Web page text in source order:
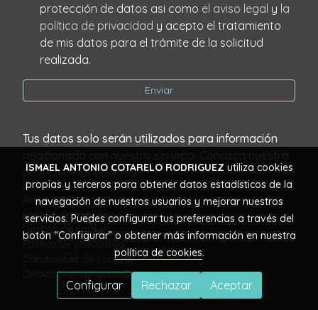
protección de datos asi como el aviso legal y la
política de privacidad y acepto el tratamiento
de mis datos para el trámite de la solicitud
realizada.
Enviar
Tus datos solo serán utilizados para información
política de privacidad.
Aviso legal
Política de cookies
Gestión de cookies
Política de privacidad
Condiciones de compra
Declaración de accesibilidad
ISMAEL ANTONIO COTARELO RODRIGUEZ utiliza cookies
propias y terceros para obtener datos estadísticos de la
navegación de nuestros usuarios y mejorar nuestros
servicios. Puedes configurar tus preferencias a través del
botón “Configurar” o obtener más información en nuestra
política de cookies.
Configurar Rechazar Aceptar